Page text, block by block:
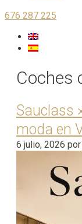
676 287 225
Coches
Sauclass
moda en
6 julio, 2026 por